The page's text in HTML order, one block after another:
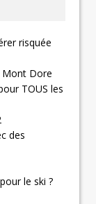
risquée
Mont Dore
TOUS les
des
le ski ?